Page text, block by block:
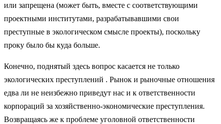
или запрещена (может быть, вместе с соответствующими
проектными институтами, разрабатывавшими свои
преступные в экологическом смысле проекты), поскольку
проку было бы куда больше.
Конечно, поднятый здесь вопрос касается не только
экологических преступлений . Рынок и рыночные отношения
едва ли не неизбежно приведут нас и к ответственности
корпораций за хозяйственно-экономические преступления.
Возвращаясь же к проблеме уголовной ответственности